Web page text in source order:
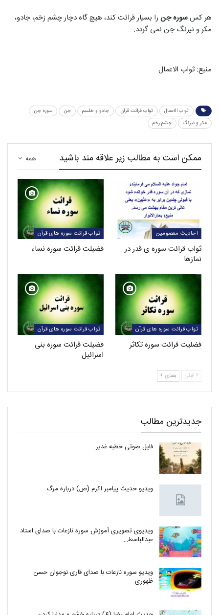
هر کسسوره جن را بسیار قرائت کند، هیچ گاه دچار چشم زخم، جادو،
مکر و نیرنگ جن نمی گردد.
منبع: ثواب الاعمال
ثواب الاعمال ثواب قرائت قرآن جادو و طلسم جن
سوره جن
مکر و نیرنگ
چشم زخم
همه ممکن است به مطالب زیر علاقه مند باشید
احادیث معصومین
ثواب قرائت سوره ی قدر در
نمازها
ثواب قرائت سوره های قرآن
فضیلت قرائت سوره نساء
ثواب قرائت سوره های قرآن
فضلیت قرائت سوره تکاثر
ثواب قرائت سوره های قرآن
فضیلت قرائت سوره بنی
اسرائیل
قبلی بعدی
جدیدترین مطالب
فایل صوتی خطبه غدیر
ویدیو حدیث پیامبر اکرم (ص) درباره مرگ
ویدیوی تصویری آموزش سوره نازعات با صدای استاد
عبدالباسط…
ویدیو سوره نازعات با صدای قاری نوجوان حسن
ظهوری